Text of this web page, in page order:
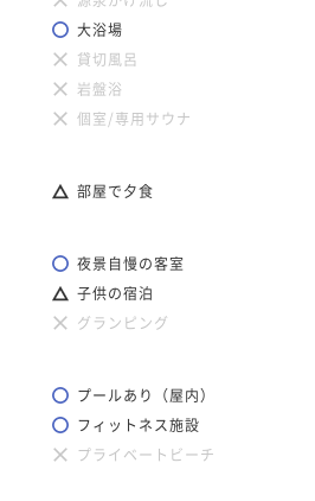
大浴場
貸切風呂
岩盤浴
個室/専用サウナ
部屋で夕食
夜景自慢の客室
子供の宿泊
グランピング
プールあり（屋内）
フィットネス施設
プライベートビーチ